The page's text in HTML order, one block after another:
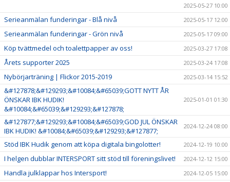
2025-05-27 10:00
Serieanmälan funderingar - Blå nivå 2025-05-17 12:00
Serieanmälan funderingar - Grön nivå 2025-05-17 09:00
Köp tvättmedel och toalettpapper av oss! 2025-03-27 17:08
Årets supporter 2025 2025-03-24 17:08
Nybörjarträning | Flickor 2015-2019 2025-03-14 15:52
&#127878;&#129293;&#10084;&#65039;GOTT NYTT ÅR
ÖNSKAR IBK HUDIK!
&#10084;&#65039;&#129293;&#127878;
2025-01-01 01:30
&#127877;&#129293;&#10084;&#65039;GOD JUL ÖNSKAR
IBK HUDIK! &#10084;&#65039;&#129293;&#127877;
2024-12-24 08:00
Stöd IBK Hudik genom att köpa digitala bingolotter! 2024-12-19 10:00
I helgen dubblar INTERSPORT sitt stöd till föreningslivet! 2024-12-12 15:00
Handla julklappar hos Intersport! 2024-12-05 15:00